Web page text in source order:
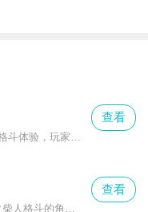
查看
火柴人对决荣耀是一款聚焦火柴人格斗的角色扮演佳作，用户将化身为灵动呆萌的火柴人战士，在多元关卡中与其他用户操控的角色展开对决，用户可以通过切换武器、释放技能应对不同敌人，在积分制规则下体验刺激的实时对战与好友同屏欢乐。
查看